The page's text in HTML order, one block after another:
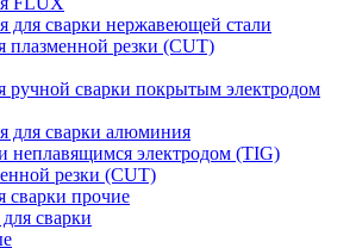
для сварки нержавеющей стали
плазменной резки (CUT)
ручной сварки покрытым электродом
для сварки алюминия
неплавящимся электродом (TIG)
резки (CUT)
сварки прочие
сварки